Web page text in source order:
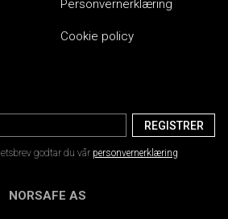
Personvernerklæring
Cookie policy
godtar du vår personvernerklæring
NORSAFE AS